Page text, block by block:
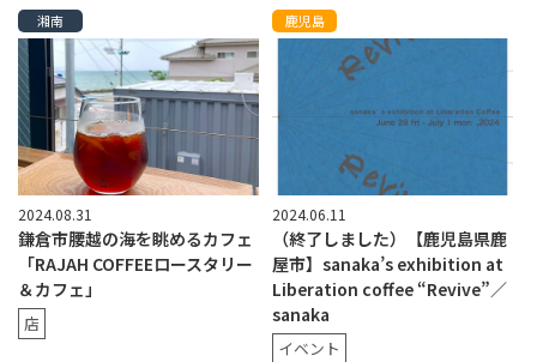
湘南
2024.08.31
鎌倉市腰越の海を眺めるカフェ
「RAJAH COFFEEロースタリー
＆カフェ」
店
鹿児島
2024.06.11
（終了しました）【鹿児島県鹿
屋市】sanaka’s exhibition at
Liberation coffee “Revive”／
sanaka
イベント